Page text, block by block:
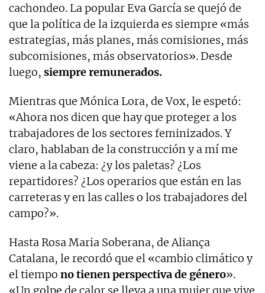
cachondeo. La popular Eva García se quejó de
que la política de la izquierda es siempre «más
estrategias, más planes, más comisiones, más
subcomisiones, más observatorios». Desde
luego, siempre remunerados.
Mientras que Mónica Lora, de Vox, le espetó:
«Ahora nos dicen que hay que proteger a los
trabajadores de los sectores feminizados. Y
claro, hablaban de la construcción y a mí me
viene a la cabeza: ¿y los paletas? ¿Los
repartidores? ¿Los operarios que están en las
carreteras y en las calles o los trabajadores del
campo?».
Hasta Rosa Maria Soberana, de Aliança
Catalana, le recordó que el «cambio climático y
el tiempo no tienen perspectiva de género».